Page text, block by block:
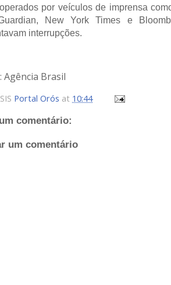
por veículos de imprensa
New York Times e
interrupções.
Agência Brasil
Portal Orós at 10:44
comentário:
um comentário